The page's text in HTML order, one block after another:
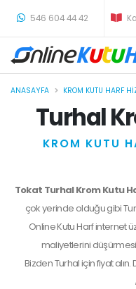
546 604 44 42
ANASAYFA KROM KUTU HARF
Turhal
KROM KUTU
Tokat Turhal Krom Kutu
çok yerinde olduğu gibi
Online Kutu Harf internet
maliyetlerini
BizdenTurhaliçin fiyat